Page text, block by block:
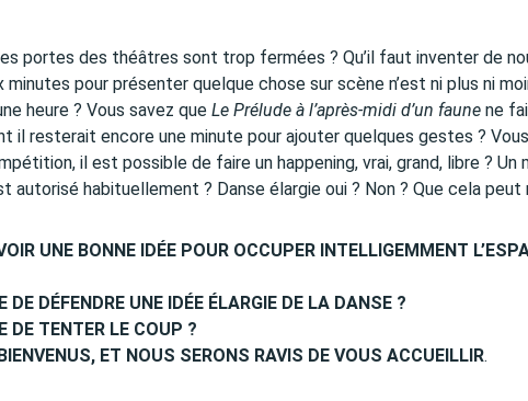
portes des théâtres sont trop fermées ? Qu’il faut inventer de
minutes pour présenter quelque chose sur scène n’est ni plus ni
heure ? Vous savez que Le Prélude à l’après-midi d’un faune ne
il resterait encore une minute pour ajouter quelques gestes ?
il est possible de faire un happening, vrai, grand, libre ?
autorisé habituellement ? Danse élargie oui ? Non ? Que cela
UNE BONNE IDÉE POUR OCCUPER INTELLIGEMMENT
DE DÉFENDRE UNE IDÉE ÉLARGIE DE LA DANSE ?
DE TENTER LE COUP ?
ET NOUS SERONS RAVIS DE VOUS ACCUEILLIR.